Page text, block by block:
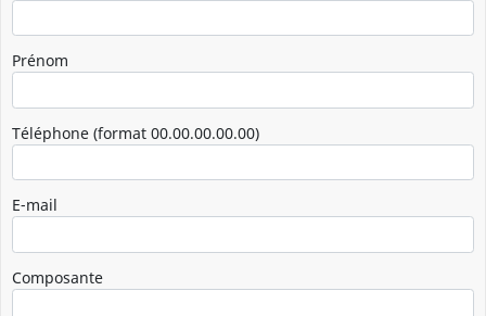
Prénom
Téléphone (format 00.00.00.00.00)
E-mail
Composante